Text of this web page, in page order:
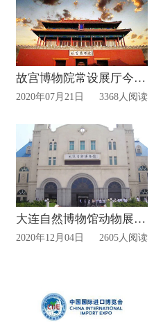
故宫博物院常设展厅今起重开!
2020年07月21日 3368人阅读
大连自然博物馆动物展厅暂时关闭!
2020年12月04日 2605人阅读